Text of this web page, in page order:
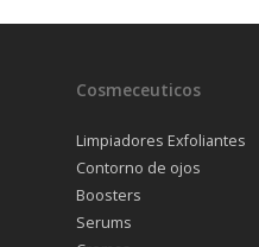
Cosmeceuticos
Limpiadores Exfoliantes
Contorno de ojos
Boosters
Serums